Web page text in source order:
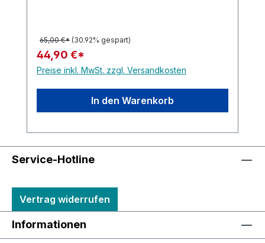
65,00 €* (30.92% gespart)
44,90 €*
Preise inkl. MwSt. zzgl. Versandkosten
In den Warenkorb
Service-Hotline
Vertrag widerrufen
Informationen